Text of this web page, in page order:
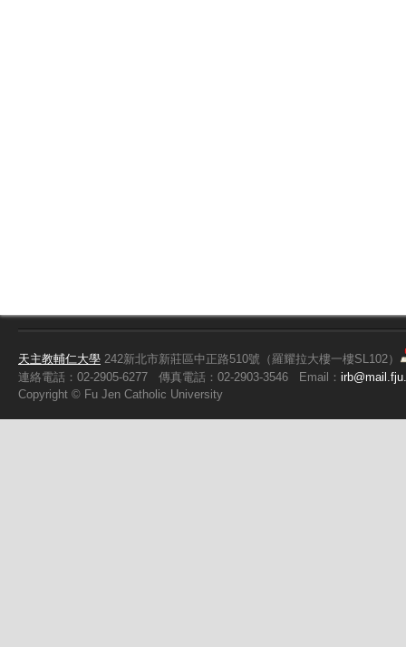
天主教輔仁大學 242新北市新莊區中正路510號（羅耀拉大樓一樓SL102）
連絡電話：02-2905-6277
傳真電話：02-2903-3546 Email：
Copyright © Fu Jen Catholic University